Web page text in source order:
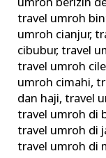
umroh berizin
travel umroh
umroh cianjur,
cibubur,travel
travel umroh
umroh cimahi,
dan haji,travel
travel umroh di
travel umroh di
travel umroh di